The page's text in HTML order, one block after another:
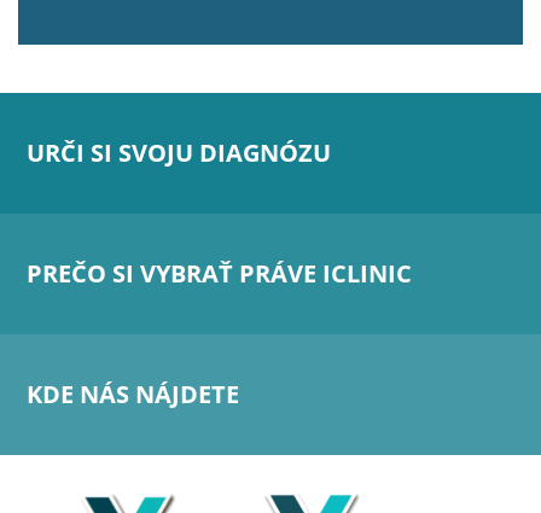
URČI SI SVOJU DIAGNÓZU
PREČO SI VYBRAŤ PRÁVE ICLINIC
KDE NÁS NÁJDETE